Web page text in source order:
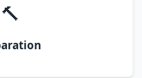
🔨